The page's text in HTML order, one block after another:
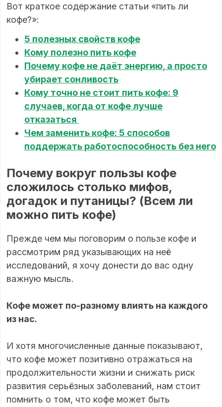
Вот краткое содержание статьи «пить ли
кофе?»:
5 полезных свойств кофе
Кому полезно пить кофе
Почему кофе не даёт энергию, а просто
убирает сонливость
Кому точно не стоит пить кофе: 9
случаев, когда от кофе лучше
отказаться
Чем заменить кофе: 5 способов
поддержать работоспособность без него
Почему вокруг пользы кофе
сложилось столько мифов,
догадок и путаницы? (Всем ли
можно пить кофе)
Прежде чем мы поговорим о пользе кофе и
рассмотрим ряд указывающих на неё
исследований, я хочу донести до вас одну
важную мысль.
Кофе может по-разному влиять на каждого
из нас.
И хотя многочисленные данные показывают,
что кофе может позитивно отражаться на
продолжительности жизни и снижать риск
развития серьёзных заболеваний, нам стоит
помнить о том, что кофе может быть